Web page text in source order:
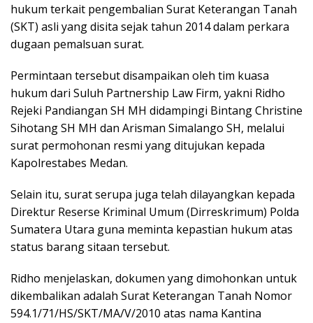
hukum terkait pengembalian Surat Keterangan Tanah
(SKT) asli yang disita sejak tahun 2014 dalam perkara
dugaan pemalsuan surat.
Permintaan tersebut disampaikan oleh tim kuasa
hukum dari Suluh Partnership Law Firm, yakni Ridho
Rejeki Pandiangan SH MH didampingi Bintang Christine
Sihotang SH MH dan Arisman Simalango SH, melalui
surat permohonan resmi yang ditujukan kepada
Kapolrestabes Medan.
Selain itu, surat serupa juga telah dilayangkan kepada
Direktur Reserse Kriminal Umum (Dirreskrimum) Polda
Sumatera Utara guna meminta kepastian hukum atas
status barang sitaan tersebut.
Ridho menjelaskan, dokumen yang dimohonkan untuk
dikembalikan adalah Surat Keterangan Tanah Nomor
594.1/71/HS/SKT/MA/V/2010 atas nama Kantina